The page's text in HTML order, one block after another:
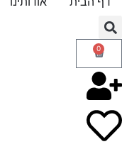
0